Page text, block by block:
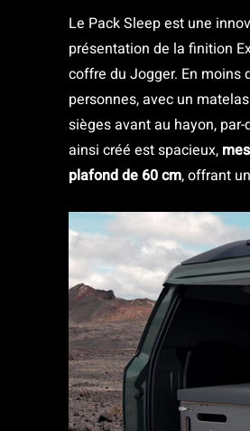
Le Pack Sleep est une
présentation de la finition
coffre du Jogger. En moins
personnes, avec un
sièges avant au hayon,
ainsi créé est spacieux,
plafond de 60 cm, offrant